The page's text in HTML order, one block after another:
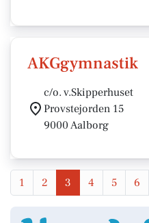
AKGgymnastik
c/o. v.Skipperhuset
Provstejorden 15
9000 Aalborg
1 2 3 4 5 6